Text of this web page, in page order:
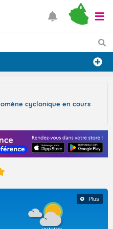
cyclonique en cours
Plus